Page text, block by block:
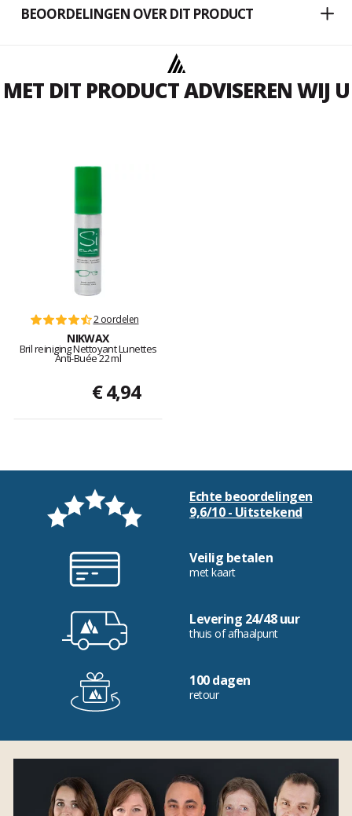
BEOORDELINGEN OVER DIT PRODUCT
MET DIT PRODUCT ADVISEREN WIJ U
2 oordelen
NIKWAX
Bril reiniging Nettoyant Lunettes
Anti-Buée 22 ml
€ 4,94
Echte beoordelingen
9,6/10 - Uitstekend
Veilig betalen
met kaart
Levering 24/48 uur
thuis of afhaalpunt
100 dagen
retour